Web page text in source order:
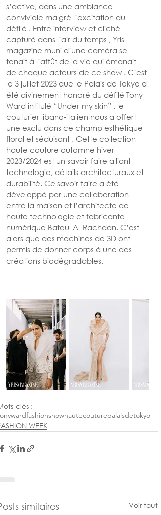
s’active, dans une ambiance
conviviale malgré l’excitation du
défilé . Entre interview et cliché
capturé dans l’air du temps , Yris
magazine muni d’une caméra se
tenait à l’affût de la vie qui émanait
de chaque acteurs de ce show . C’est
le 3 juillet 2023 que le Palais de Tokyo a
été divinement honoré du défilé Tony
Ward intitulé “Under my skin” . le
couturier libano-italien nous a offert
une exclu dans ce champ esthétique
floral et séduisant . Cette collection
haute couture automne hiver
2023/2024 est un savoir faire alliant
technologie, détails architecturaux et
durabilité. Ce savoir faire a été
développé par une collaboration
entre la maison et l’architecte de
haute technologie et fabricante
numérique Batoul Al-Rachdan. C’est
alors que des machines de 3D ont
permis de donner corps à une des
créations biodégradables.
clés :
fashionshowhautecouturepalaisdetokyo
WEEK
similaires Voir tout